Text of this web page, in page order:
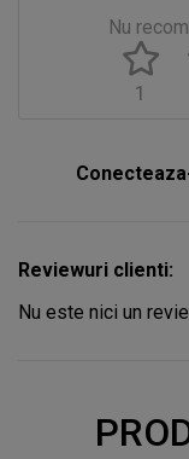
Nu
1
Reviewuri clienti:
Nu este nici un